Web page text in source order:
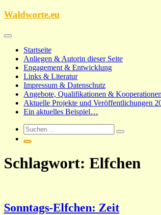
Zum
Waldworte.eu
Startseite
Anliegen & Autorin dieser Seite
Engagement & Entwicklung
Links & Literatur
Impressum & Datenschutz
Angebote, Qualifikationen &
Aktuelle Projekte und Veröffentlichungen
Ein aktuelles Beispiel…
Schlagwort: Elfchen
Sonntags-Elfchen: Zeit